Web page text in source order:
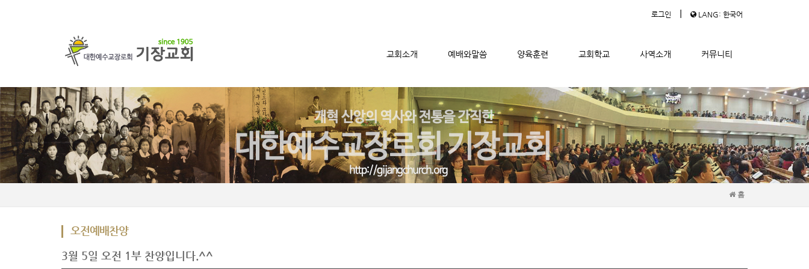
로그인 | LANG: 한국어
교회소개 예배와말씀 양육훈련 교회학교 사역소개 커뮤니티
메뉴 건너뛰기
홈
오전예배찬양
3월 5일 오전 1부 찬양입니다.^^